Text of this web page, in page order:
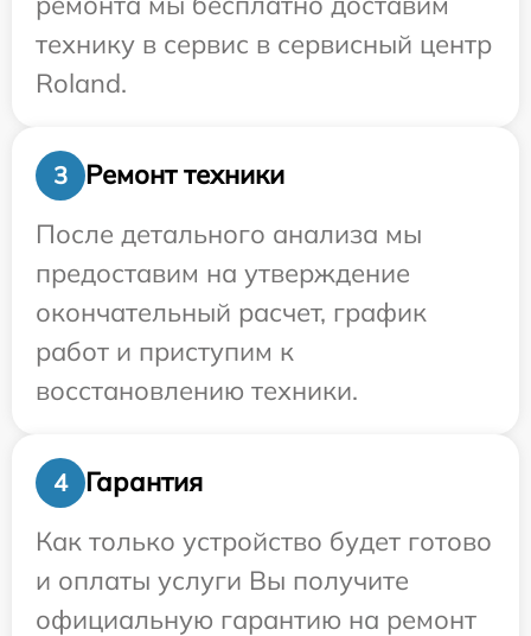
технику в сервис в сервисный центр
Roland.
3
Ремонт техники
После детального анализа мы
предоставим на утверждение
окончательный расчет, график
работ и приступим к
восстановлению техники.
4
Гарантия
Как только устройство будет готово
и оплаты услуги Вы получите
официальную гарантию на ремонт